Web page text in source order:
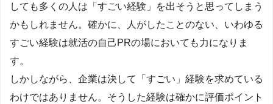
しても多くの人は「すごい経験」を出そうと思ってしまう
かもしれません。確かに、人がしたことのない、いわゆる
すごい経験は就活の自己PRの場においても力になりま
す。
しかしながら、企業は決して「すごい」経験を求めている
わけではありません。そうした経験は確かに評価ポイント